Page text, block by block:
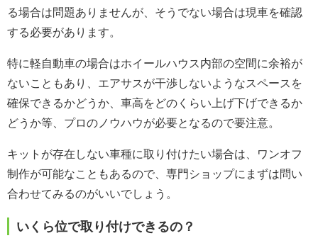
る場合は問題ありませんが、そうでない場合は現車を確認
する必要があります。
特に軽自動車の場合はホイールハウス内部の空間に余裕が
ないこともあり、エアサスが干渉しないようなスペースを
確保できるかどうか、車高をどのくらい上げ下げできるか
どうか等、プロのノウハウが必要となるので要注意。
キットが存在しない車種に取り付けたい場合は、ワンオフ
制作が可能なこともあるので、専門ショップにまずは問い
合わせてみるのがいいでしょう。
いくら位で取り付けできるの？